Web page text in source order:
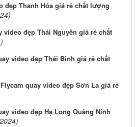
đẹp Thanh Hóa giá rẻ chất lượng
video đẹp Thái Nguyên giá rẻ chất
video đẹp Thái Bình giá rẻ chất
quay video đẹp Sơn La giá rẻ
video đẹp Hạ Long Quảng Ninh